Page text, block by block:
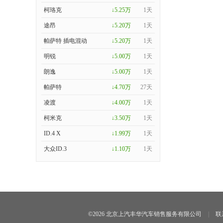
柯珞克 ↓5.25万 1天
途昂 ↓5.20万 1天
帕萨特 插电混动 ↓5.20万 1天
明锐 ↓5.00万 1天
朗逸 ↓5.00万 1天
帕萨特 ↓4.70万 27天
凌渡 ↓4.00万 1天
柯米克 ↓3.50万 1天
ID.4 X ↓1.99万 1天
大众ID.3 ↓1.10万 1天
©2026 北京上汽丰华汽车销售服务有限公司 联